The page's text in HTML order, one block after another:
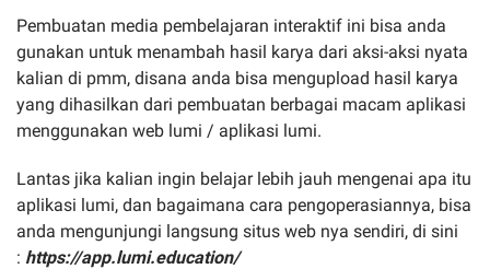
Pembuatan media pembelajaran interaktif ini bisa anda
gunakan untuk menambah hasil karya dari aksi-aksi nyata
kalian di pmm, disana anda bisa mengupload hasil karya
yang dihasilkan dari pembuatan berbagai macam aplikasi
menggunakan web lumi / aplikasi lumi.
Lantas jika kalian ingin belajar lebih jauh mengenai apa itu
aplikasi lumi, dan bagaimana cara pengoperasiannya, bisa
anda mengunjungi langsung situs web nya sendiri, di sini
: https://app.lumi.education/